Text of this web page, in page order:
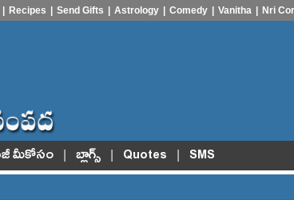
Recipes Send Gifts Astrology Comedy Vanitha Nri
మీకోసం | బ్లాగ్స్ | Quotes | SMS